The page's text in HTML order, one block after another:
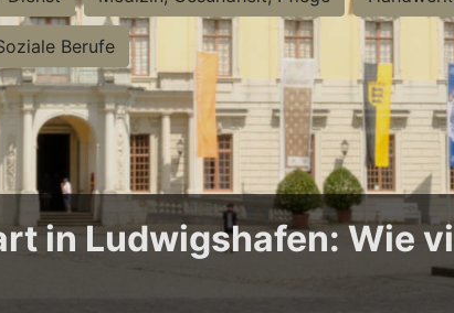
Berufe
in Ludwigshafen: Wie